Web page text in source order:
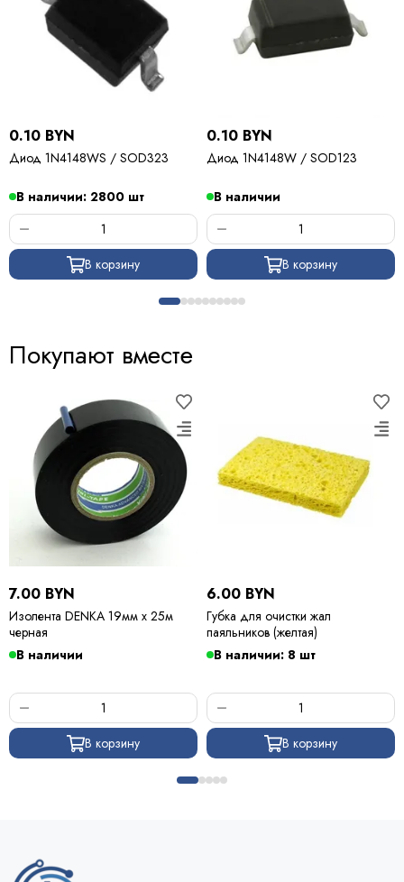
0.10 BYN
Диод 1N4148WS / SOD323
В наличии: 2800 шт
В корзину
0.10 BYN
Диод 1N4148W / SOD123
В наличии
В корзину
Покупают вместе
7.00 BYN
Изолента DENKA 19мм х 25м
черная
В наличии
В корзину
6.00 BYN
Губка для очистки жал
паяльников (желтая)
В наличии: 8 шт
В корзину